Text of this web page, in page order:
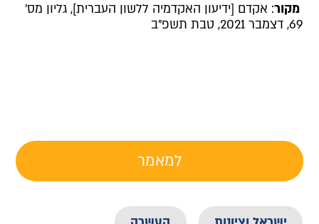
מקור: אקדם [ידיעון האקדמיה ללשון העברית], גליון מס'
69, דצמבר 2021, טבת תשפ"ב
למאמר